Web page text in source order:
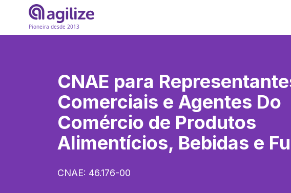
Pioneira desde 2013
CNAE para
Comerciais e Agentes Do
Comércio de Produtos
Alimentícios, Bebidas e
CNAE: 46.176-00